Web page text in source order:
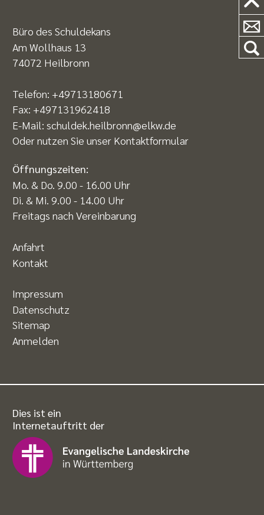
Büro des Schuldekans
Am Wollhaus 13
74072 Heilbronn
Telefon: +49713180671
Fax: +497131962418
E-Mail: schuldek.heilbronn@elkw.de
Oder nutzen Sie unser Kontaktformular
Öffnungszeiten:
Mo. & Do. 9.00 - 16.00 Uhr
Di. & Mi. 9.00 - 14.00 Uhr
Freitags nach Vereinbarung
Anfahrt
Kontakt
Impressum
Datenschutz
Sitemap
Anmelden
Dies ist ein
Internetauftritt der